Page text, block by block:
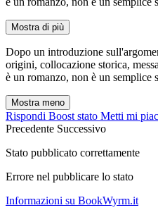
Mostra di più
Dopo un introduzione
origini, collocazione storica,
è un romanzo, non è un
Mostra meno
Rispondi Boost stato Metti mi
Precedente Successivo
Stato pubblicato correttamente
Errore nel pubblicare lo stato
Informazioni su BookWyrm.it